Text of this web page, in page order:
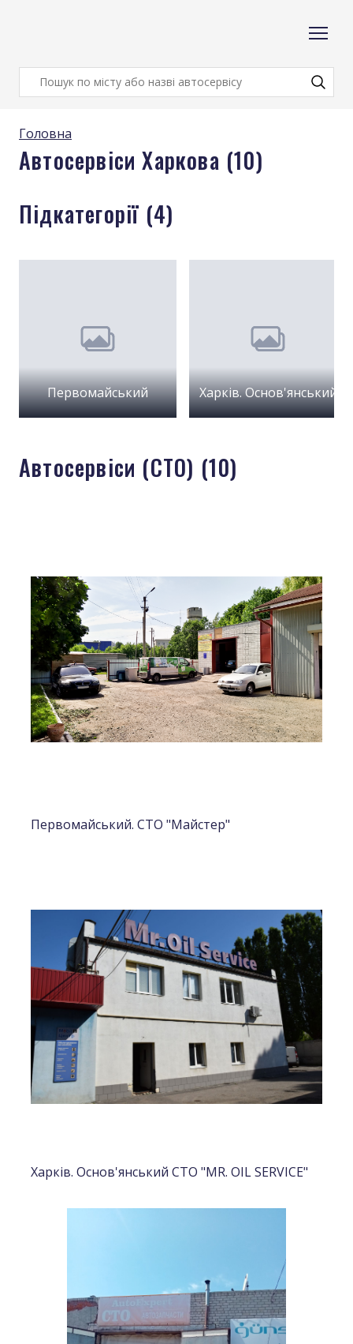
Головна
Автосервіси Харкова (10)
Підкатегорії (4)
Первомайський Харків. Основ'янський
Автосервіси (СТО) (10)
Первомайський. СТО "Майстер"
Харків. Основ'янський СТО "MR. OIL SERVICE"